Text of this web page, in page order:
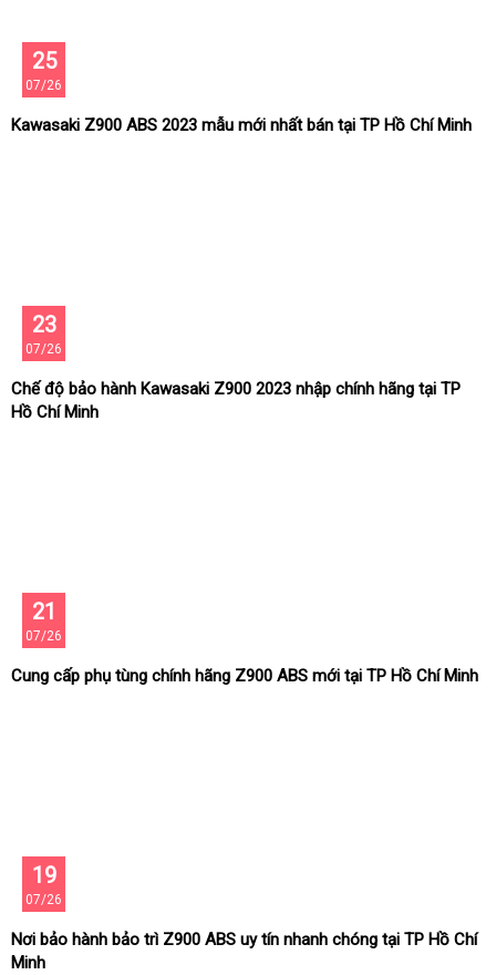
25
07/26
Kawasaki Z900 ABS 2023 mẫu mới nhất bán tại TP Hồ Chí Minh
23
07/26
Chế độ bảo hành Kawasaki Z900 2023 nhập chính hãng tại TP
Hồ Chí Minh
21
07/26
Cung cấp phụ tùng chính hãng Z900 ABS mới tại TP Hồ Chí Minh
19
07/26
Nơi bảo hành bảo trì Z900 ABS uy tín nhanh chóng tại TP Hồ Chí
Minh